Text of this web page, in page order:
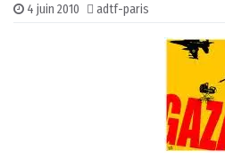
4 juin 2010 adtf-paris